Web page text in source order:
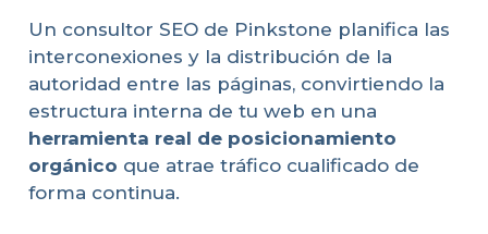
Un consultor SEO de Pinkstone planifica las
interconexiones y la distribución de la
autoridad entre las páginas, convirtiendo la
estructura interna de tu web en una
herramienta real de posicionamiento
orgánico que atrae tráfico cualificado de
forma continua.